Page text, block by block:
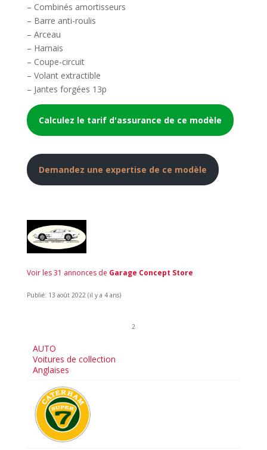
– Combinés amortisseurs
– Barre anti-roulis
– Arceau
– Harnais
– Coupe-circuit
– Volant extractible
– Jantes forgées 13p
Calculez le tarif d'assurance de ce modèle
Demandez une expertise de ce modèle
Voir les 31 annonces de Garage Concept Store
Publié: 13 août 2022 (il y a 4 ans)
2
AUTO
Voitures de collection
Anglaises